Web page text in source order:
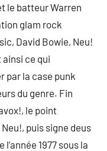
le batteur Warren
glam rock
David Bowie, Neu!
ce qui
par la case punk
du genre. Fin
le point
puis signe deus
1977 sous la